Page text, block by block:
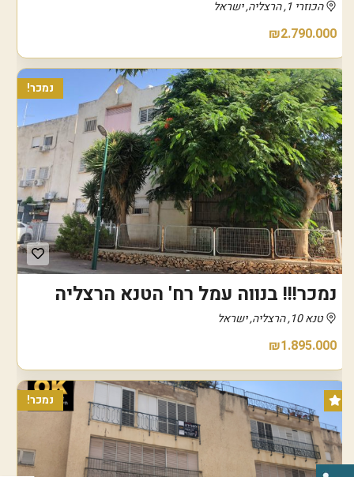
הכוזרי 1, הרצליה, ישראל
₪2.790.000
נמכר!
נמכר!!! בנווה עמל רח' הטנא הרצליה
טנא 10, הרצליה, ישראל
₪1.895.000
נמכר!